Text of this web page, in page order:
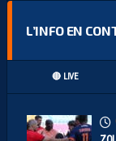
L’INFO EN
🔴 LIVE